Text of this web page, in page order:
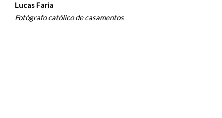
Lucas Faria
Fotógrafo católico de casamentos